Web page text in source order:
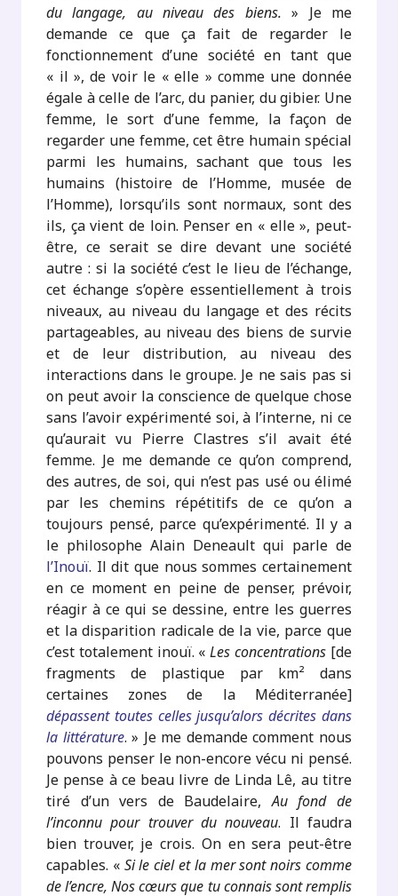
du langage, au niveau des biens. » Je me
demande ce que ça fait de regarder le
fonctionnement d’une société en tant que
« il », de voir le « elle » comme une donnée
égale à celle de l’arc, du panier, du gibier. Une
femme, le sort d’une femme, la façon de
regarder une femme, cet être humain spécial
parmi les humains, sachant que tous les
humains (histoire de l’Homme, musée de
l’Homme), lorsqu’ils sont normaux, sont des
ils, ça vient de loin. Penser en « elle », peut-
être, ce serait se dire devant une société
autre : si la société c’est le lieu de l’échange,
cet échange s’opère essentiellement à trois
niveaux, au niveau du langage et des récits
partageables, au niveau des biens de survie
et de leur distribution, au niveau des
interactions dans le groupe. Je ne sais pas si
on peut avoir la conscience de quelque chose
sans l’avoir expérimenté soi, à l’interne, ni ce
qu’aurait vu Pierre Clastres s’il avait été
femme. Je me demande ce qu’on comprend,
des autres, de soi, qui n’est pas usé ou élimé
par les chemins répétitifs de ce qu’on a
toujours pensé, parce qu’expérimenté. Il y a
le philosophe Alain Deneault qui parle de
l’Inouï. Il dit que nous sommes certainement
en ce moment en peine de penser, prévoir,
réagir à ce qui se dessine, entre les guerres
et la disparition radicale de la vie, parce que
c’est totalement inouï. «Les concentrations [de
fragments de plastique par km² dans
certaines zones de la Méditerranée]
dépassent toutes celles jusqu’alors décrites dans
la littérature. » Je me demande comment nous
pouvons penser le non-encore vécu ni pensé.
Je pense à ce beau livre de Linda Lê, au titre
tiré d’un vers de Baudelaire,Au fond de
l’inconnu pour trouver du nouveau. Il faudra
bien trouver, je crois. On en sera peut-être
capables. « Si le ciel et la mer sont noirs comme
de l’encre, Nos cœurs que tu connais sont remplis